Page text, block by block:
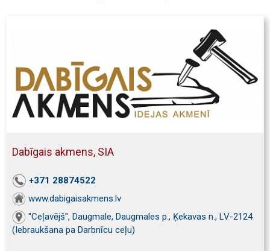
Dabīgais akmens, SIA
+371 28874522
www.dabigaisakmens.lv
"Ceļavējš", Daugmale, Daugmales p., Ķekavas n., LV-2124
(Iebraukšana pa Darbnīcu ceļu)